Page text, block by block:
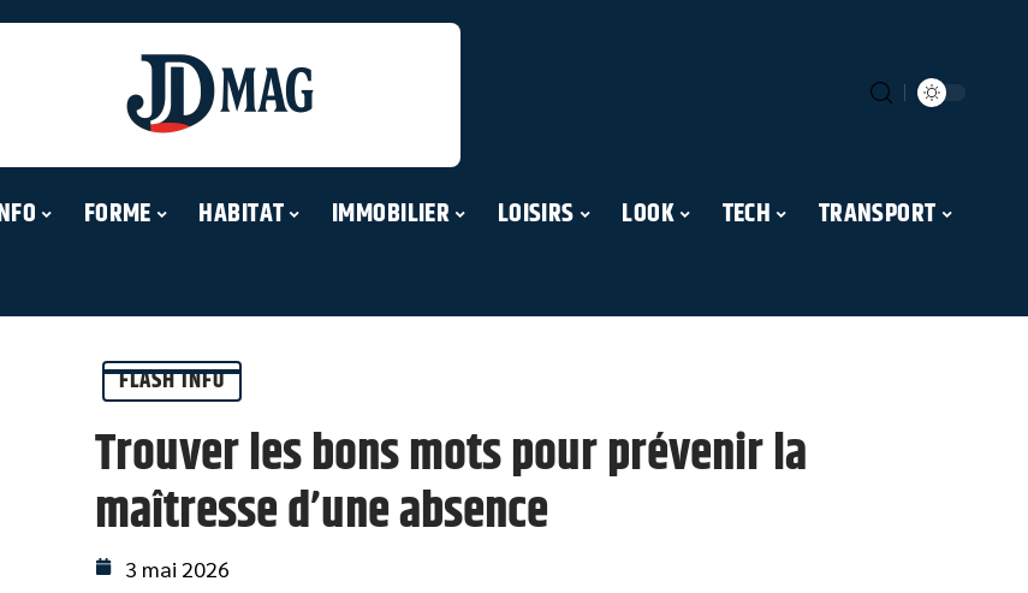
FORME HABITAT IMMOBILIER LOISIRS LOOK TECH TRANSPORT
FLASH INFO
Trouver les bons mots pour prévenir la
maîtresse d’une absence
3 mai 2026